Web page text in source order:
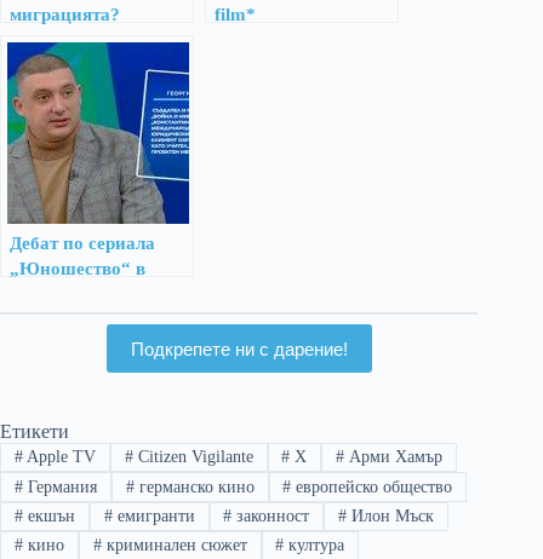
миграцията?
film*
Дебат по сериала
„Юношество“ в
Подкрепете ни с дарение!
Етикети
#Apple TV #Citizen Vigilante # X # Арми Хамър
#Германия #германско кино # европейско общество
#екшън #емигранти # законност # Илон Мъск
#кино #криминален сюжет # култура